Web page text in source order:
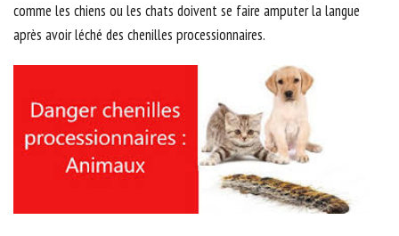
comme les chiens ou les chats doivent se faire amputer la langue
après avoir léché des chenilles processionnaires.